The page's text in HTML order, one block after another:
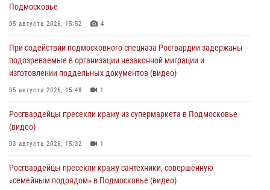
Подмосковье
05 августа 2026, 15:52 4
При содействии подмосковного спецназа Росгвардии задержаны
подозреваемые в организации незаконной миграции и
изготовлении поддельных документов (видео)
05 августа 2026, 15:48 1
Росгвардейцы пресекли кражу из супермаркета в Подмосковье
(видео)
03 августа 2026, 15:32 1
Росгвардейцы пресекли кражу сантехники, совершённую
«семейным подрядом» в Подмосковье (видео)